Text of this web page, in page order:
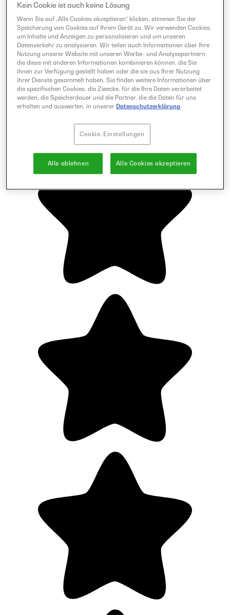
Kein Cookie ist auch keine Lösung
Wenn Sie auf „Alle Cookies akzeptieren“ klicken, stimmen Sie der
Speicherung von Cookies auf Ihrem Gerät zu. Wir verwenden Cookies,
um Inhalte und Anzeigen zu personalisieren und um unseren
Datenverkehr zu analysieren. Wir teilen auch Informationen über Ihre
Nutzung unserer Website mit unseren Werbe- und Analysepartnern,
die diese mit anderen Informationen kombinieren können, die Sie
ihnen zur Verfügung gestellt haben oder die sie aus Ihrer Nutzung
ihrer Dienste gesammelt haben. Sie finden weitere Informationen über
die spezifischen Cookies, die Zwecke, für die Ihre Daten verarbeitet
werden, die Speicherdauer und die Partner, die die Daten für uns
erhalten und auswerten, in unserer Datenschutzerklärung
Cookie-Einstellungen
Alle ablehnen Alle Cookies akzeptieren